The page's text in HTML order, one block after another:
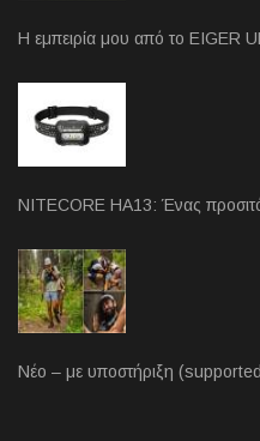
Η εμπειρία μου από το EIGER
NITECORE HA13: Ένας
Νέο – με υποστήριξη